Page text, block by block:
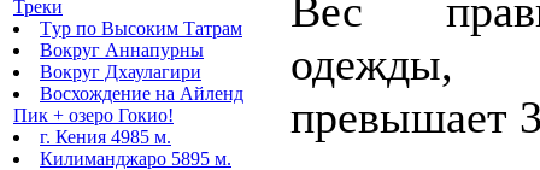
Треки
Tур по Высоким Татрам
Вокруг Аннапурны
Вокруг Дхаулагири
Восхождение на Айленд
Пик + озеро Гокио!
г. Кения 4985 м.
Килиманджаро 5895 м.
Вес
одежды,
превышает